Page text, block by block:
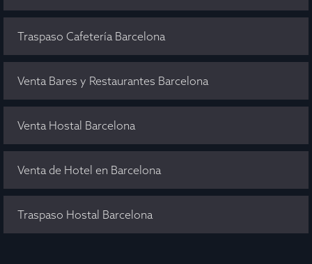
Traspaso Cafetería Barcelona
Venta Bares y Restaurantes Barcelona
Venta Hostal Barcelona
Venta de Hotel en Barcelona
Traspaso Hostal Barcelona